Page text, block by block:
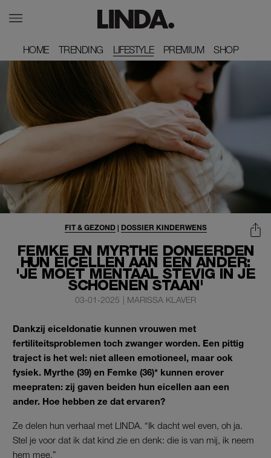
HOME
HOME TRENDING
TRENDING LIFESTYLE PREMIUM
PREMIUM SHOP
SHOP
FEMKE EN MYRTHE DONEERDEN
HUN EICELLEN AAN EEN ANDER:
'JE MOET MENTAAL STEVIG IN JE
SCHOENEN STAAN'
FIT & GEZOND| DOSSIER KINDERWENS
03-01-2025 | MARISSA KLAVER
Dankzij eiceldonatie kunnen vrouwen met
fertiliteitsproblemen toch zwanger worden. Een pittig
traject is het wel: niet alleen emotioneel, maar ook
fysiek. Myrthe (39) en Femke (36)* kunnen erover
meepraten: zij gaven beiden hun eicellen aan een
ander. Hoe hebben ze dat ervaren?
Ze delen hun verhaal met LINDA. “Ik dacht wel even, oh ja.
Stel je voor dat ik dat kind zie en denk: die is van mij, ik neem
hem mee.”